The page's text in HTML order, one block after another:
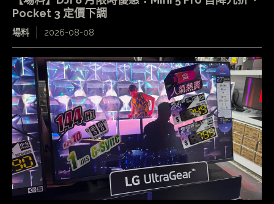
Pocket 3 定價下調
場料 2026-08-08